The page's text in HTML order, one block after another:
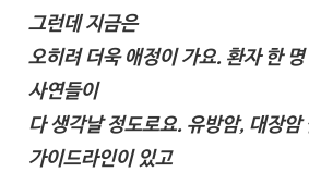
그런데 지금은
오히려 더욱 애정이 가요. 환자 한
사연들이
다 생각날 정도로요. 유방암, 대장암
가이드라인이 있고